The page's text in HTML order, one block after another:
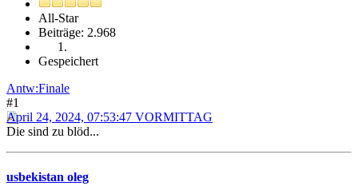
All-Star
Beiträge: 2.968
Gespeichert
Antw:Finale
#1
April 24, 2024, 07:53:47 VORMITTAG
Die sind zu blöd...
usbekistan oleg